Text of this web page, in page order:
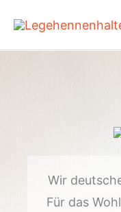
Inhalt
springen
Wir
Für das